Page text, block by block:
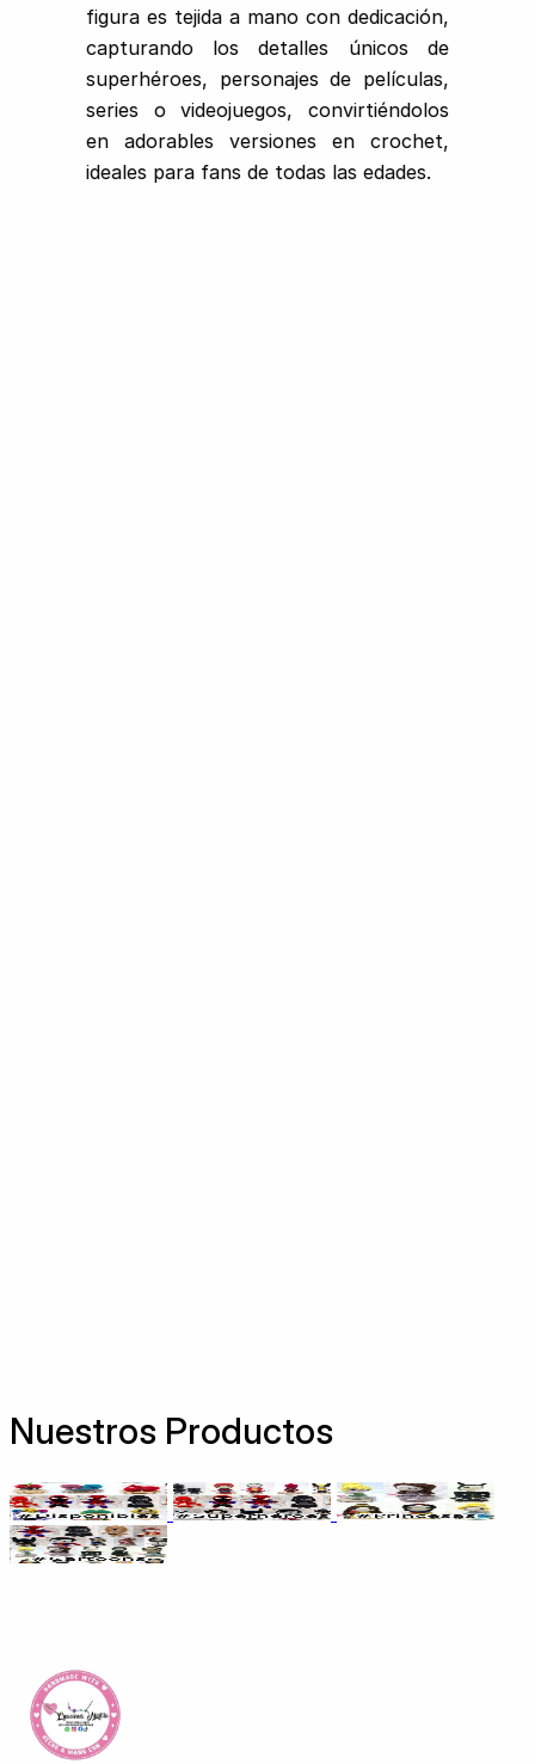
figura es tejida a mano con dedicación,
capturando los detalles únicos de
superhéroes, personajes de películas,
series o videojuegos, convirtiéndolos
en adorables versiones en crochet,
ideales para fans de todas las edades.
Nuestros Productos